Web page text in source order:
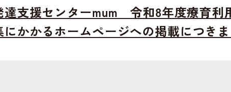
達支援センターmum 令和8年度療育利
にかかるホームページへの掲載につき